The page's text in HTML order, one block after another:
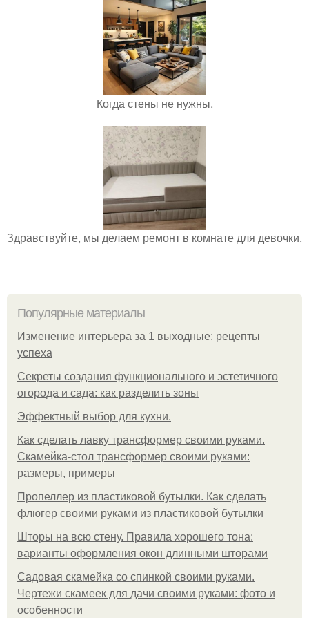
Когда стены не нужны.
Здравствуйте, мы делаем ремонт в комнате для девочки.
Популярные материалы
Изменение интерьера за 1 выходные: рецепты
успеха
Секреты создания функционального и эстетичного
огорода и сада: как разделить зоны
Эффектный выбор для кухни.
Как сделать лавку трансформер своими руками.
Скамейка-стол трансформер своими руками:
размеры, примеры
Пропеллер из пластиковой бутылки. Как сделать
флюгер своими руками из пластиковой бутылки
Шторы на всю стену. Правила хорошего тона:
варианты оформления окон длинными шторами
Садовая скамейка со спинкой своими руками.
Чертежи скамеек для дачи своими руками: фото и
особенности